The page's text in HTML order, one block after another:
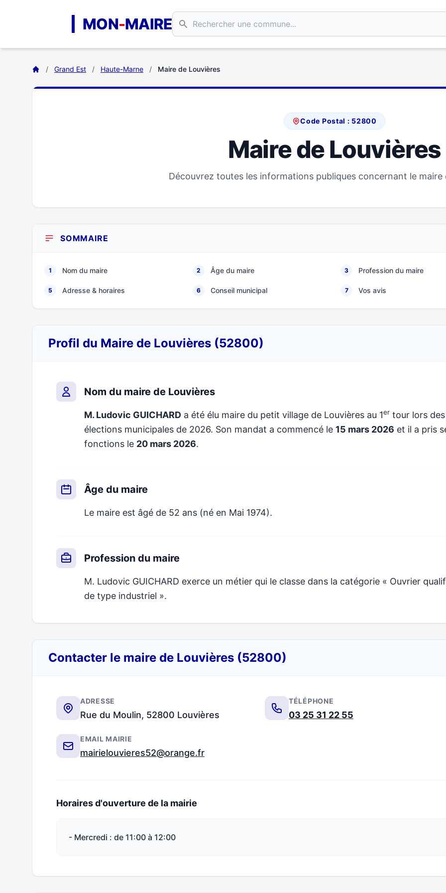
MON-MAIRE
/ Grand Est / Haute-Marne / Maire de Louvières
Code Postal : 52800
Maire de Louvières
Découvrez toutes les informations publiques concernant le maire
SOMMAIRE
1 Nom du maire 2 Âge du maire 3 Profession du maire
5 Adresse & horaires 6 Conseil municipal 7 Vos avis
Profil du Maire de Louvières (52800)
Nom du maire de Louvières
M. Ludovic GUICHARD a été élu maire du petit village de Louvières au 1er tour lors des
élections municipales de 2026. Son mandat a commencé le 15 mars 2026 et il a pris
fonctions le 20 mars 2026.
Âge du maire
Le maire est âgé de 52 ans (né en Mai 1974).
Profession du maire
M. Ludovic GUICHARD exerce un métier qui le classe dans la catégorie « Ouvrier
de type industriel ».
Contacter le maire de Louvières (52800)
ADRESSE
Rue du Moulin, 52800 Louvières
TÉLÉPHONE
03 25 31 22 55
EMAIL MAIRIE
mairielouvieres52@orange.fr
Horaires d'ouverture de la mairie
- Mercredi : de 11:00 à 12:00